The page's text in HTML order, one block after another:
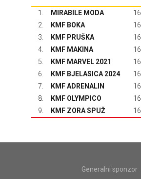
1. MIRABILE MODA 16
2.
KMF BOKA 16
3.
KMF PRUŠKA 16
4.
KMF MAKINA 16
5.
KMF MARVEL 2021 16
6.
KMF BJELASICA 2024 16
7.
KMF ADRENALIN 16
8.
KMF OLYMPICO 16
9.
KMF ZORA SPUŽ 16
Generalni sponzor